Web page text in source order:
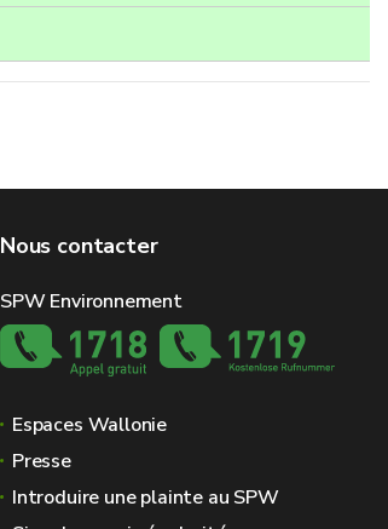
Nous contacter
SPW Environnement
Espaces Wallonie
Presse
Introduire une plainte au SPW